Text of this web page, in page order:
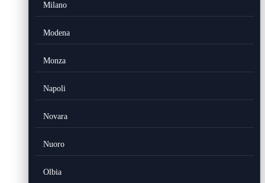
Milano
Modena
Monza
Napoli
Novara
Nuoro
Olbia